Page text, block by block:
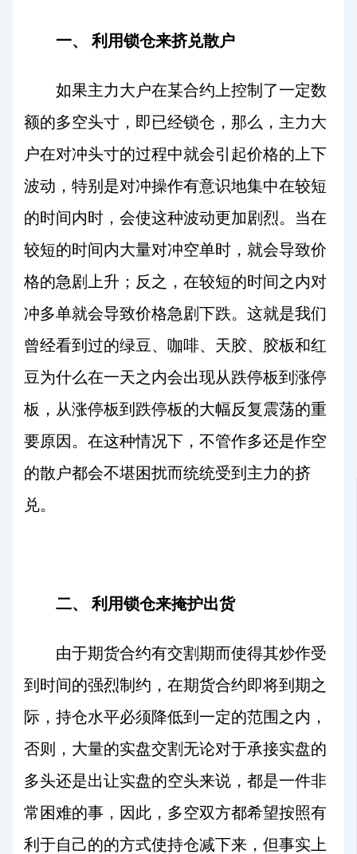
一、 利用锁仓来挤兑散户
如果主力大户在某合约上控制了一定数
额的多空头寸，即已经锁仓，那么，主力大
户在对冲头寸的过程中就会引起价格的上下
波动，特别是对冲操作有意识地集中在较短
的时间内时，会使这种波动更加剧烈。当在
较短的时间内大量对冲空单时，就会导致价
格的急剧上升；反之，在较短的时间之内对
冲多单就会导致价格急剧下跌。这就是我们
曾经看到过的绿豆、咖啡、天胶、胶板和红
豆为什么在一天之内会出现从跌停板到涨停
板，从涨停板到跌停板的大幅反复震荡的重
要原因。在这种情况下，不管作多还是作空
的散户都会不堪困扰而统统受到主力的挤
兑。
二、 利用锁仓来掩护出货
由于期货合约有交割期而使得其炒作受
到时间的强烈制约，在期货合约即将到期之
际，持仓水平必须降低到一定的范围之内，
否则，大量的实盘交割无论对于承接实盘的
多头还是出让实盘的空头来说，都是一件非
常困难的事，因此，多空双方都希望按照有
利于自己的的方式使持仓减下来，但事实上